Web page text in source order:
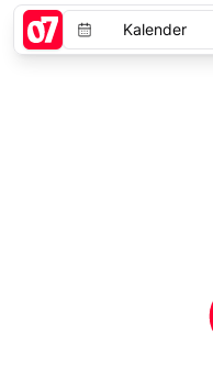
Kalender